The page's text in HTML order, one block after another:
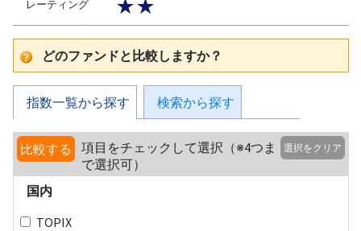
レーティング ★★
どのファンドと比較しますか？
指数一覧から探す 検索から探す
比較する
項目をチェックして選択（※4つま
で選択可）
選択をクリア
国内
TOPIX